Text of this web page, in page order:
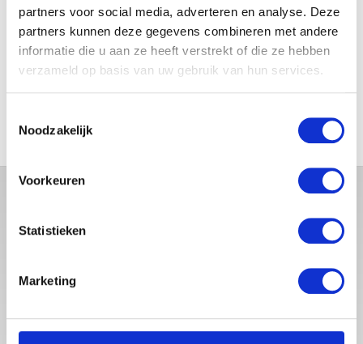
partners voor social media, adverteren en analyse. Deze
partners kunnen deze gegevens combineren met andere
informatie die u aan ze heeft verstrekt of die ze hebben
verzameld op basis van uw gebruik van hun services.
Noodzakelijk
Voorkeuren
Statistieken
Marketing
MAMA CARMEN VLOG:
SCHOLEN ZIJN WEER